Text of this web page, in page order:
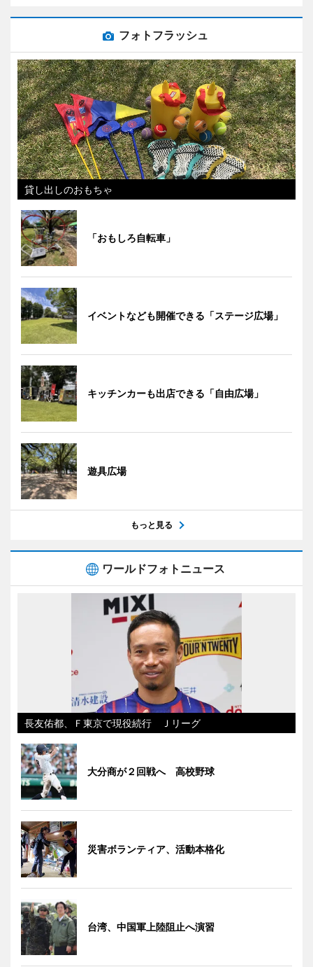
フォトフラッシュ
貸し出しのおもちゃ
「おもしろ自転車」
イベントなども開催できる「ステージ広場」
キッチンカーも出店できる「自由広場」
遊具広場
もっと見る
ワールドフォトニュース
長友佑都、Ｆ東京で現役続行 Ｊリーグ
大分商が２回戦へ 高校野球
災害ボランティア、活動本格化
台湾、中国軍上陸阻止へ演習